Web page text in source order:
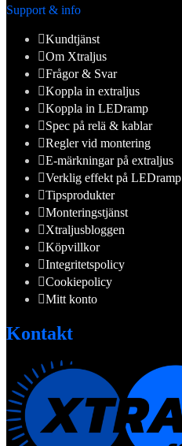
Support & info
Kundtjänst
Om Xtraljus
Frågor & Svar
Koppla in extraljus
Koppla in LEDramp
Spec på relä & kablar
Regler vid montering
E-märkningar på extraljus
Verklig effekt på LEDramp
Tipsprodukter
Monteringstjänst
Xtraljusbloggen
Köpvillkor
Integritetspolicy
Cookiepolicy
Mitt konto
Kontakt